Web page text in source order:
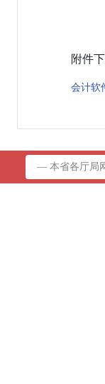
附件下
会计软